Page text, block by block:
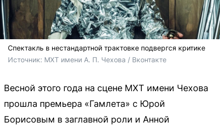
Спектакль в нестандартной трактовке подвергся критике
Источник: МХТ имени А. П. Чехова / Вконтакте
Весной этого года на сцене МХТ имени Чехова
прошла премьера «Гамлета» с Юрой
Борисовым в заглавной роли и Анной